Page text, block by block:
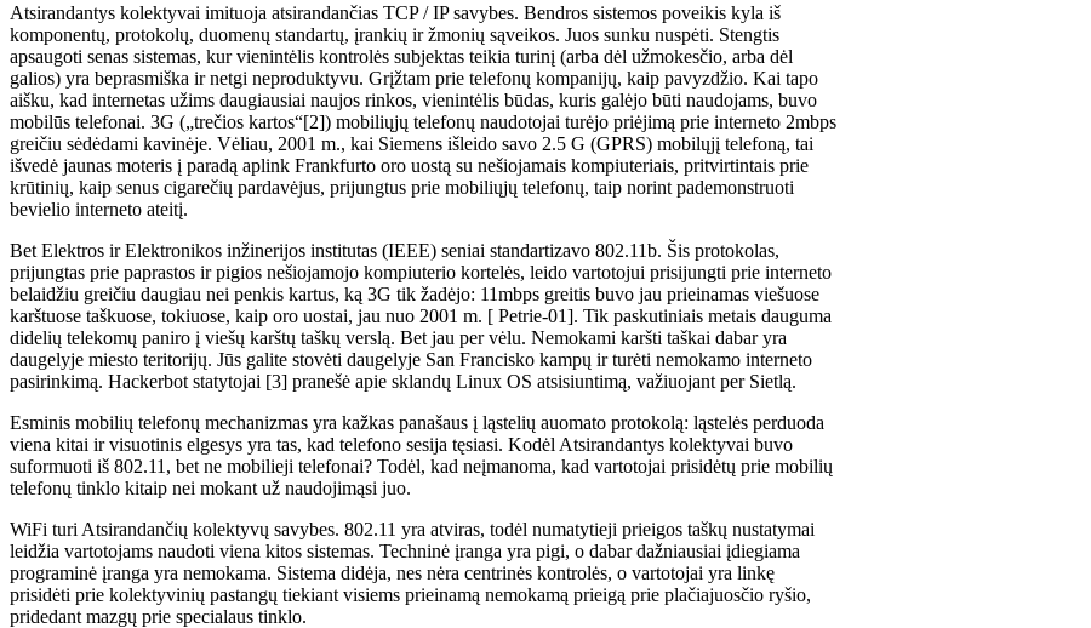
Atsirandantys kolektyvai imituoja atsirandančias TCP / IP savybes. Bendros sistemos poveikis kyla iš
komponentų, protokolų, duomenų standartų, įrankių ir žmonių sąveikos. Juos sunku nuspėti. Stengtis
apsaugoti senas sistemas, kur vienintėlis kontrolės subjektas teikia turinį (arba dėl užmokesčio, arba dėl
galios) yra beprasmiška ir netgi neproduktyvu. Grįžtam prie telefonų kompanijų, kaip pavyzdžio. Kai tapo
aišku, kad internetas užims daugiausiai naujos rinkos, vienintėlis būdas, kuris galėjo būti naudojams, buvo
mobilūs telefonai. 3G („trečios kartos“[2]) mobiliųjų telefonų naudotojai turėjo priėjimą prie interneto 2mbps
greičiu sėdėdami kavinėje. Vėliau, 2001 m., kai Siemens išleido savo 2.5 G (GPRS) mobilųjį telefoną, tai
išvedė jaunas moteris į paradą aplink Frankfurto oro uostą su nešiojamais kompiuteriais, pritvirtintais prie
krūtinių, kaip senus cigarečių pardavėjus, prijungtus prie mobiliųjų telefonų, taip norint pademonstruoti
bevielio interneto ateitį.
Bet Elektros ir Elektronikos inžinerijos institutas (IEEE) seniai standartizavo 802.11b. Šis protokolas,
prijungtas prie paprastos ir pigios nešiojamojo kompiuterio kortelės, leido vartotojui prisijungti prie interneto
belaidžiu greičiu daugiau nei penkis kartus, ką 3G tik žadėjo: 11mbps greitis buvo jau prieinamas viešuose
karštuose taškuose, tokiuose, kaip oro uostai, jau nuo 2001 m. [ Petrie-01]. Tik paskutiniais metais dauguma
didelių telekomų paniro į viešų karštų taškų verslą. Bet jau per vėlu. Nemokami karšti taškai dabar yra
daugelyje miesto teritorijų. Jūs galite stovėti daugelyje San Francisko kampų ir turėti nemokamo interneto
pasirinkimą. Hackerbot statytojai [3] pranešė apie sklandų Linux OS atsisiuntimą, važiuojant per Sietlą.
Esminis mobilių telefonų mechanizmas yra kažkas panašaus į ląstelių auomato protokolą: ląstelės perduoda
viena kitai ir visuotinis elgesys yra tas, kad telefono sesija tęsiasi. Kodėl Atsirandantys kolektyvai buvo
suformuoti iš 802.11, bet ne mobilieji telefonai? Todėl, kad neįmanoma, kad vartotojai prisidėtų prie mobilių
telefonų tinklo kitaip nei mokant už naudojimąsi juo.
WiFi turi Atsirandančių kolektyvų savybes. 802.11 yra atviras, todėl numatytieji prieigos taškų nustatymai
leidžia vartotojams naudoti viena kitos sistemas. Techninė įranga yra pigi, o dabar dažniausiai įdiegiama
programinė įranga yra nemokama. Sistema didėja, nes nėra centrinės kontrolės, o vartotojai yra linkę
prisidėti prie kolektyvinių pastangų tiekiant visiems prieinamą nemokamą prieigą prie plačiajuosčio ryšio,
pridedant mazgų prie specialaus tinklo.